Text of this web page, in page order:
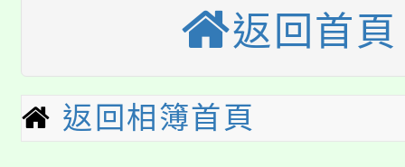
半價優惠，詳情可洽有
者。
份教師增能研習
大溪自造教育及科技
淨零綠生活教案入校路
會
115年食農教育專業人
「本色祭」8/29、30在
返回首頁
返回相簿首頁